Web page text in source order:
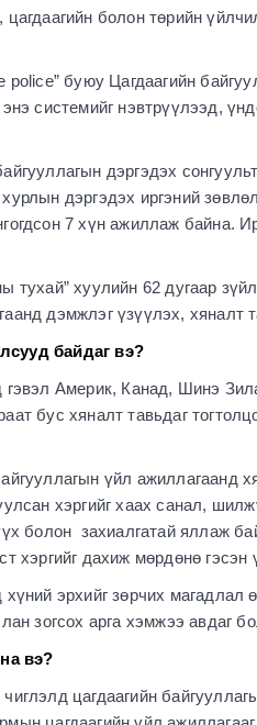
болон төрийн
буюу Цагдаагийн
системийг нэвтрүүлээд,
дэргэдэх
дэргэдэх иргэний
7 хүн ажиллаж байна.
тухай” хуулийн 62 дугаар
дэмжлэг үзүүлэх, хяналт
байдаг вэ?
гэвэл Америк, Канад, Шинэ
бус хяналт тавьдаг
үйл ажиллагаанд
хэргийг хаах санал,
болон захиалгатай яллаж
хэргийг дахиж мөрдөнө гэсэн
эрхийг зөрчих
зогсох арга хэмжээ авдаг
вэ?
цагдаагийн